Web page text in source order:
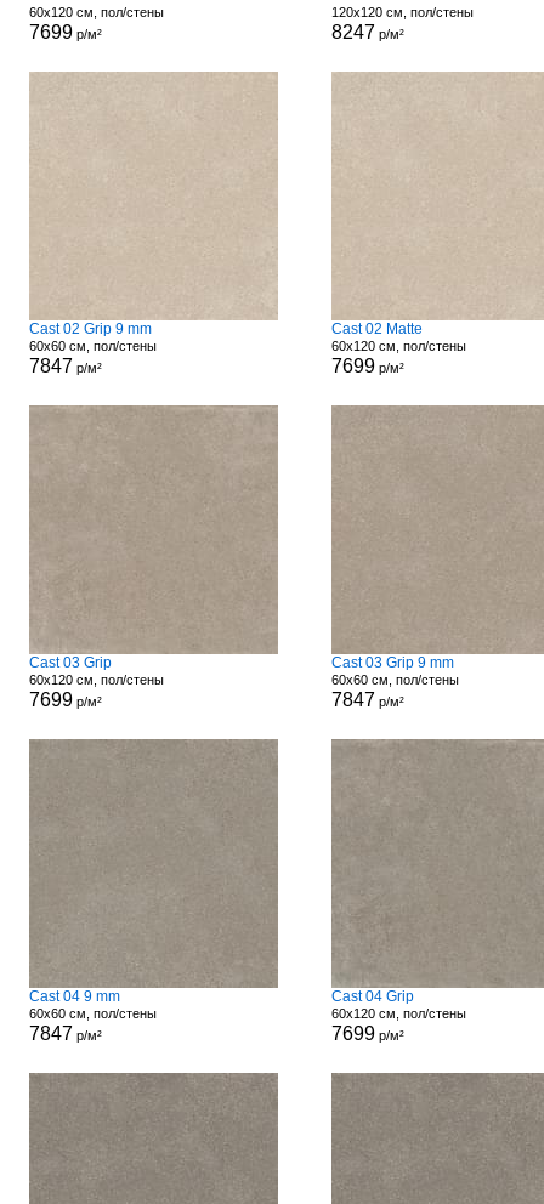
60x120 см, пол/стены
7699р/м²
120x120 см, пол/стены
8247 р/м²
Cast 02 Grip 9 mm
60x60 см, пол/стены
7847 р/м²
Cast 02 Matte
60x120 см, пол/стены
7699р/м²
Cast 03 Grip
60x120 см, пол/стены
7699р/м²
Cast 03 Grip 9 mm
60x60 см, пол/стены
7847 р/м²
Cast 04 9 mm
60x60 см, пол/стены
7847 р/м²
Cast 04 Grip
60x120 см, пол/стены
7699р/м²